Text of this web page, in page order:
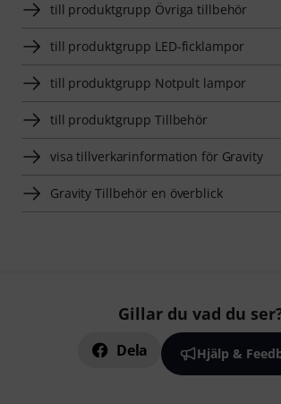
till produktgrupp Övriga tillbehör
till produktgrupp LED-ficklampor
till produktgrupp Notpult lampor
till produktgrupp Tillbehör
visa tillverkarinformation för Gravity
Gravity Tillbehör en överblick
Gillar du vad du
Dela Hjälp &